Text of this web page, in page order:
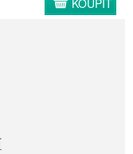
KOUPIT